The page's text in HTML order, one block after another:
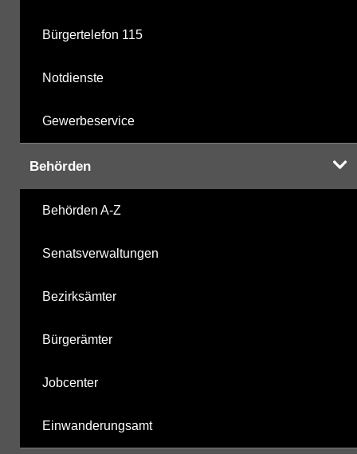
Bürgertelefon 115
Notdienste
Gewerbeservice
Behörden
Behörden A-Z
Senatsverwaltungen
Bezirksämter
Bürgerämter
Jobcenter
Einwanderungsamt